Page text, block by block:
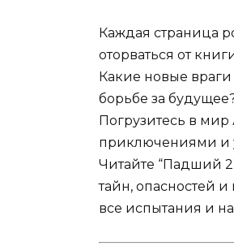
Каждая страница
оторваться от
Какие новые
борьбе за
Погрузитесь в
приключениями и
Читайте “Падший
тайн, опасностей
все испытания и